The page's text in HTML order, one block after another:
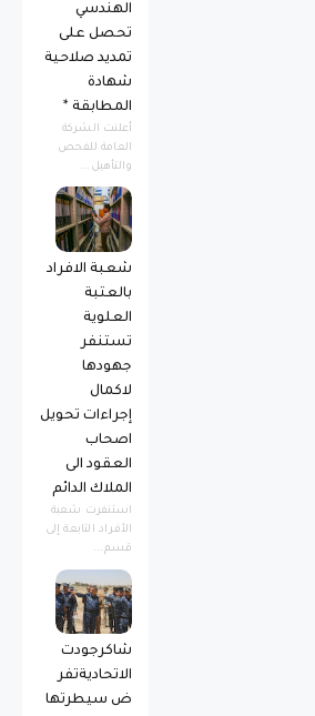
الهندسي
تحصل على
تمديد صلاحية
شهادة
المطابقة *
أعلنت الشركة
العامة للفحص
والتأهيل...
شعبة الافراد
بالعتبة
العلوية
تستنفر
جهودها
لاكمال
إجراءات تحويل
اصحاب
العقود الى
الملاك الدائم
استنفرت شعبة
الأفراد التابعة إلى
قسم...
شاكرجودت
الاتحاديةتفر
ض سيطرتها